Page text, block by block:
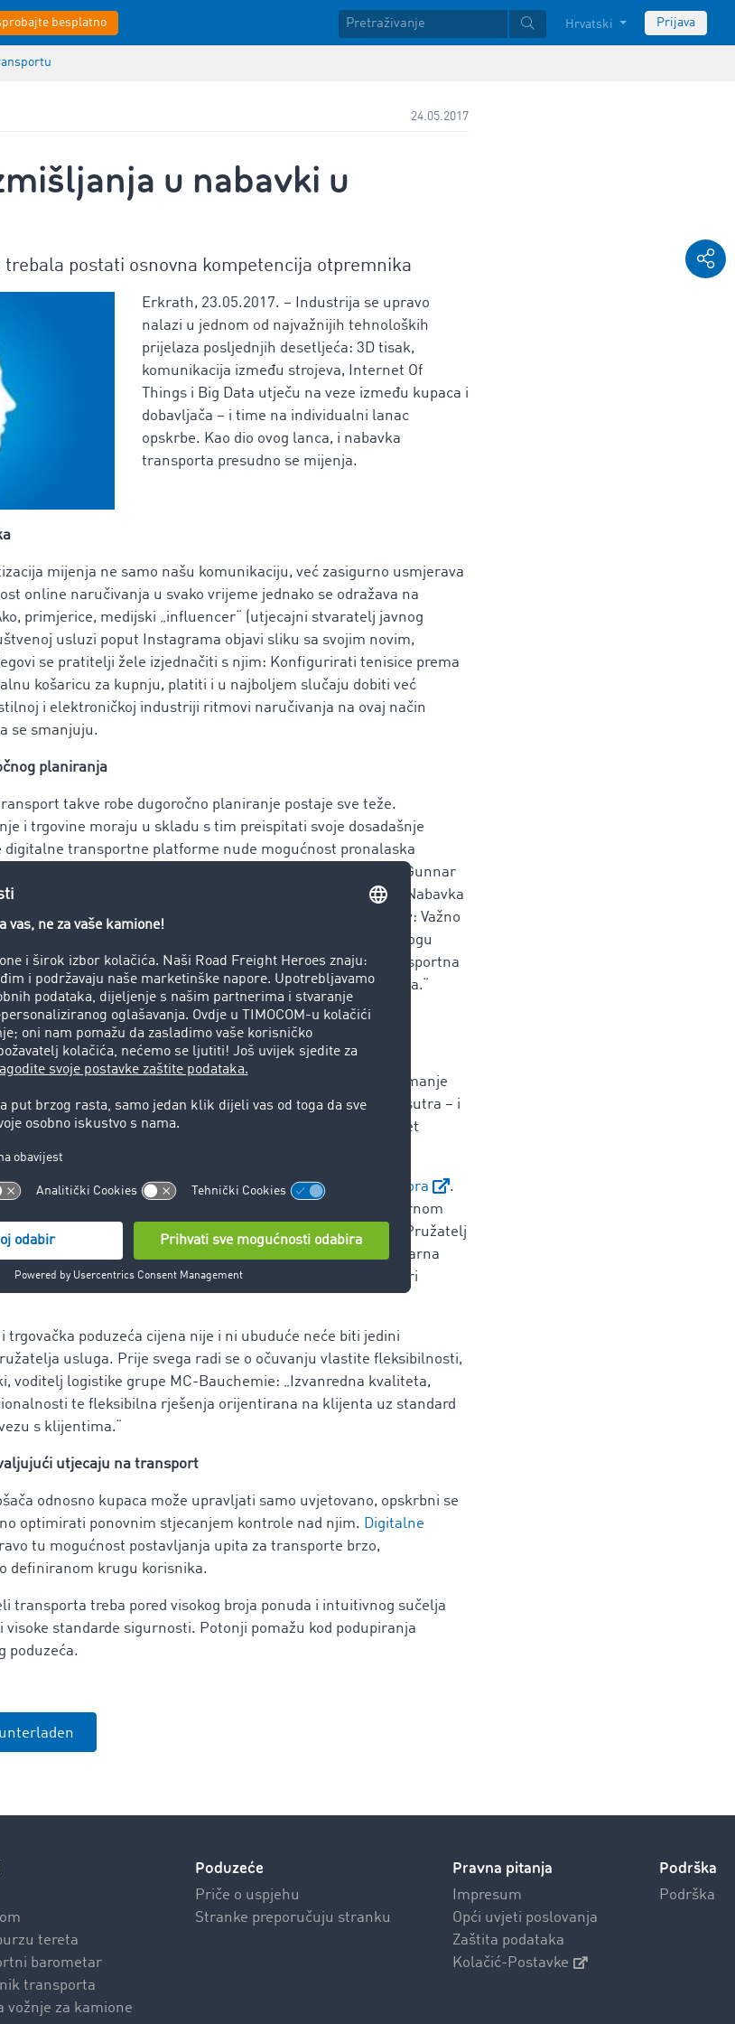
besplatno Hrvatski Prijava
24.05.2017
u nabavki u
postati osnovna kompetencija otpremnika
Erkrath, 23.05.2017. – Industrija se upravo
nalazi u jednom od najvažnijih tehnoloških
prijelaza posljednjih desetljeća: 3D tisak,
komunikacija između strojeva, Internet Of
Things i Big Data utječu na veze između kupaca i
dobavljača – i time na individualni lanac
opskrbe. Kao dio ovog lanca, i nabavka
transporta presudno se mijenja.
mijenja ne samo našu komunikaciju, već zasigurno usmjerava
online naručivanja u svako vrijeme jednako se odražava na
primjerice, medijski „influencer“ (utjecajni stvaratelj javnog
usluzi poput Instagrama objavi sliku sa svojim novim,
se pratitelji žele izjednačiti s njim: Konfigurirati tenisice prema
košaricu za kupnju, platiti i u najboljem slučaju dobiti već
i elektroničkoj industriji ritmovi naručivanja na ovaj način
se smanjuju.
planiranja
takve robe dugoročno planiranje postaje sve teže.
i trgovine moraju u skladu s tim preispitati svoje dosadašnje
digitalne transportne platforme nude mogućnost pronalaska
pružatelja prijevoznih usluga u kratkom roku. Gunnar
europske transportne platforme TimoCom, objašnjava: „Nabavka
nikako ne dovodi okvirne ugovore u pitanje. Naprotiv: Važno
se kao kupac mogu koncentrirati na naloge koji se ne mogu
pritiska većinom ne rješavaju optimalno. TimoCom transportna
na tržišne fluktuacije i zadovoljenje potreba klijenata.“
u transportu
pružatelja transportnih usluga i održati vlastitu
Gburekovim riječima ključni argumenti za ponovno uzimanje
„Budući izazov bit će dostavljanje kupcu onoga što želi sutra – i
Iz toga se ne mora nužno razviti trend iz kojeg opet
odnos.“
poduzeća trenutno raspolažu s do 80 %dugoročnih ugovora
.
da se okvirnim ugovorom dobiva cjenovna sigurnost. U okvirnom
može se izabrati samo procijenjena srednja cijena. Pružatelj
jer ne zna kako će se tržište ponašati. To znači da se stvarna
samo u stvarnom vremenu i izravno na
“, govori
trgovačka poduzeća cijena nije i ni ubuduće neće biti jedini
usluga. Prije svega radi se o očuvanju vlastite fleksibilnosti,
voditelj logistike grupe MC-Bauchemie: „Izvanredna kvaliteta,
te fleksibilna rješenja orijentirana na klijenta uz standard
s klijentima.“
utjecaju na transport
odnosno kupaca može upravljati samo uvjetovano, opskrbni se
optimirati ponovnim stjecanjem kontrole nad njim. Digitalne
tu mogućnost postavljanja upita za transporte brzo,
definiranom krugu korisnika.
transporta treba pored visokog broja ponuda i intuitivnog sučelja
standarde sigurnosti. Potonji pomažu kod podupiranja
poduzeća.
tereta
barometar
transporta
vožnje za kamione
Poduzeće
Priče o uspjehu
Stranke preporučuju stranku
Pravna pitanja
Impresum
Opći uvjeti poslovanja
Zaštita podataka
Kolačić-Postavke
Podrška
Podrška